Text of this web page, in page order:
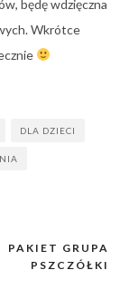
będę wdzięczna
Wkrótce
DLA DZIECI
PAKIET GRUPA
PSZCZÓŁKI